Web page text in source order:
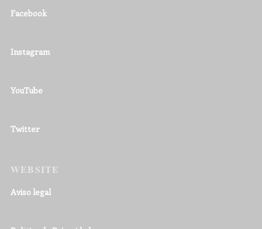
Facebook
Instagram
YouTube
Twitter
WEBSITE
Aviso legal